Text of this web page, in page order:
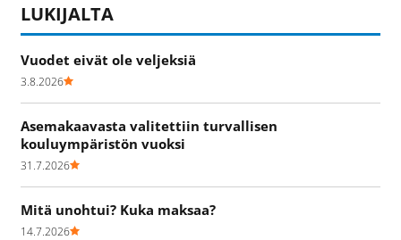
LUKIJALTA
Vuodet eivät ole veljeksiä
3.8.2026
Asemakaavasta valitettiin turvallisen
kouluympäristön vuoksi
31.7.2026
Mitä unohtui? Kuka maksaa?
14.7.2026